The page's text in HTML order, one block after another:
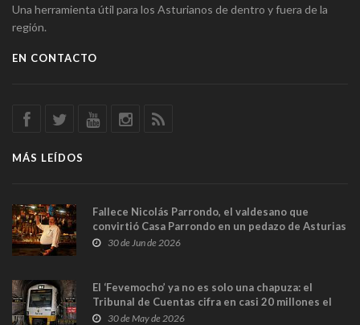
Una herramienta útil para los Asturianos de dentro y fuera de la
región.
EN CONTACTO
MÁS LEÍDOS
Fallece Nicolás Parrondo, el valdesano que
convirtió Casa Parrondo en un pedazo de Asturias
en Madrid
30 de Jun de 2026
El ‘Fevemocho’ ya no es solo una chapuza: el
Tribunal de Cuentas cifra en casi 20 millones el
sobrecoste de los trenes que no cabían por los
30 de May de 2026